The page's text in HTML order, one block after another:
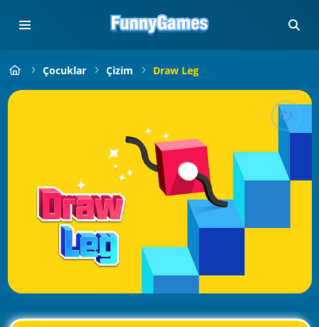
Çocuklar Çizim Draw Leg